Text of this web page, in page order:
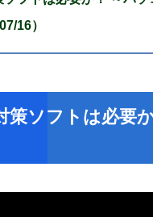
16）
策ソフトは必要